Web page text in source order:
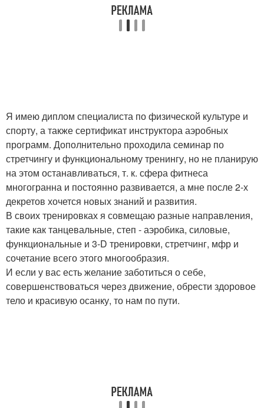
Я имею диплом специалиста по физической культуре и
спорту, а также сертификат инструктора аэробных
программ. Дополнительно проходила семинар по
стретчингу и функциональному тренингу, но не планирую
на этом останавливаться, т. к. сфера фитнеса
многогранна и постоянно развивается, а мне после 2-х
декретов хочется новых знаний и развития.
В своих тренировках я совмещаю разные направления,
такие как танцевальные, степ - аэробика, силовые,
функциональные и 3-D тренировки, стретчинг, мфр и
сочетание всего этого многообразия.
И если у вас есть желание заботиться о себе,
совершенствоваться через движение, обрести здоровое
тело и красивую осанку, то нам по пути.